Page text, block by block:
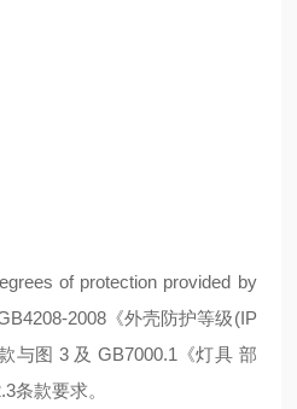
of protection provided by
2008《外壳防护等级(IP
与图 3 及 GB7000.1《灯具 部
条款要求。